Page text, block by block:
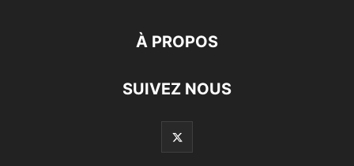
À PROPOS
SUIVEZ NOUS